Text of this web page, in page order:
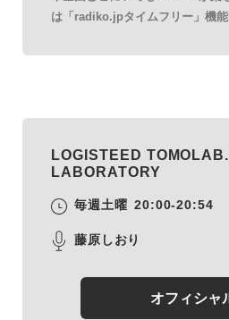
は「radiko.jpタイムフリー」機能
LOGISTEED
LABORATORY
毎週土曜 20:00-20:54
藤原しおり
オフィシャ